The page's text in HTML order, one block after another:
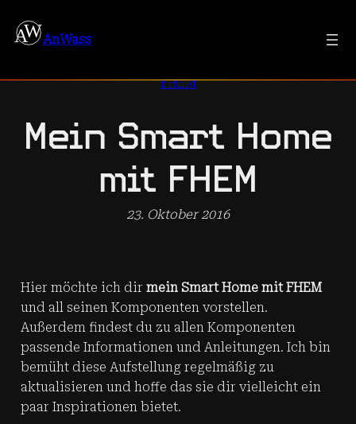
InhaltAnWass
FHEM
Mein Smart Home
mit FHEM
23. Oktober 2016
Hier möchte ich dir mein Smart Home mit FHEM
und all seinen Komponenten vorstellen.
Außerdem findest du zu allen Komponenten
passende Informationen und Anleitungen. Ich bin
bemüht diese Aufstellung regelmäßig zu
aktualisieren und hoffe das sie dir vielleicht ein
paar Inspirationen bietet.